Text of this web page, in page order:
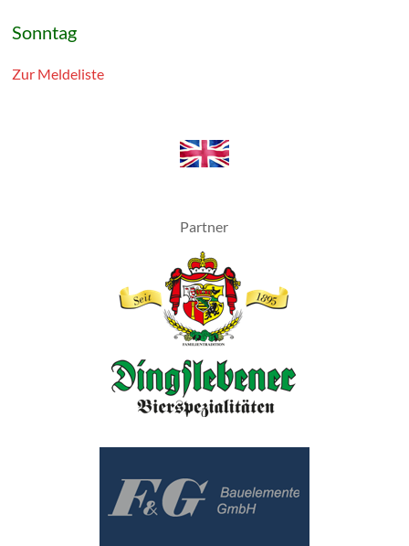
Sonntag
Zur Meldeliste
Partner